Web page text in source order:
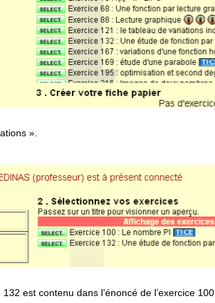
».
est contenu dans l’énoncé de l’exercice 100